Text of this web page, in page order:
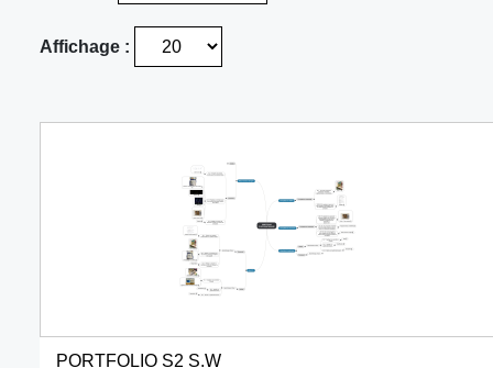
Affichage :
PORTFOLIO S2 S.W